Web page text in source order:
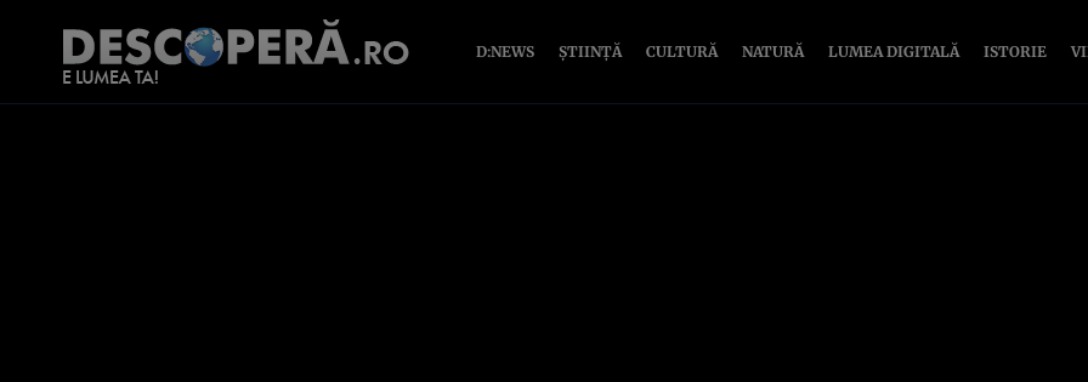
D:NEWS ȘTIINȚĂ CULTURĂ NATURĂ LUMEA DIGITALĂ ISTORIE